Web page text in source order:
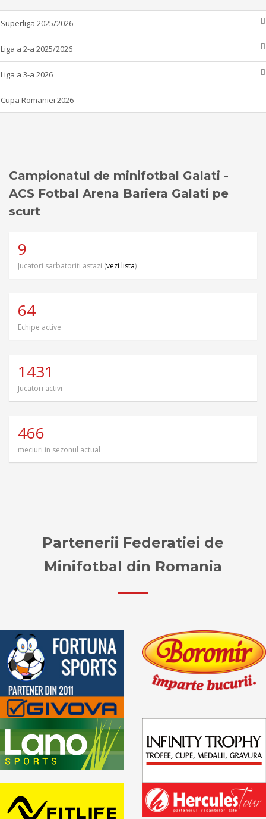
Superliga 2025/2026
Liga a 2-a 2025/2026
Liga a 3-a 2026
Cupa Romaniei 2026
Campionatul de minifotbal Galati -
ACS Fotbal Arena Bariera Galati pe
scurt
9
Jucatori sarbatoriti astazi (vezi lista)
64
Echipe active
1431
Jucatori activi
466
meciuri in sezonul actual
Partenerii Federatiei de
Minifotbal din Romania